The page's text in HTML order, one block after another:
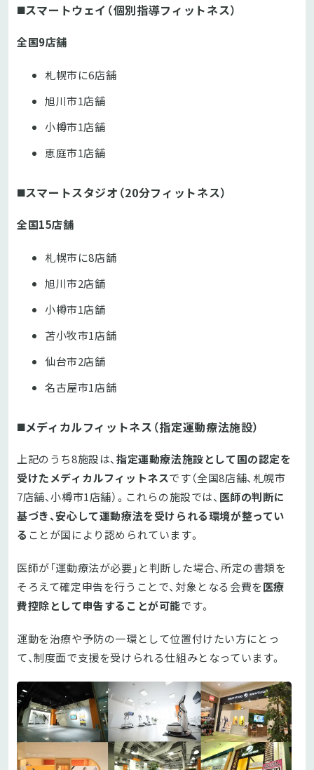
◼️スマートウェイ（個別指導フィットネス）
全国9店舗
札幌市に6店舗
旭川市1店舗
小樽市1店舗
恵庭市1店舗
◼️スマートスタジオ（20分フィットネス）
全国15店舗
札幌市に8店舗
旭川市2店舗
小樽市1店舗
苫小牧市1店舗
仙台市2店舗
名古屋市1店舗
◼️メディカルフィットネス（指定運動療法施設）
上記のうち8施設は、指定運動療法施設として国の認定を
受けたメディカルフィットネスです（全国8店舗、札幌市
7店舗、小樽市1店舗）。これらの施設では、 医師の判断に
基づき、安心して運動療法を受けられる環境が整ってい
る ことが国により認められています。
医師が「運動療法が必要」と判断した場合、所定の書類を
そろえて確定申告を行うことで、対象となる会費を医療
費控除として申告することが可能です。
運動を治療や予防の一環として位置付けたい方にとっ
て、制度面で支援を受けられる仕組みとなっています。